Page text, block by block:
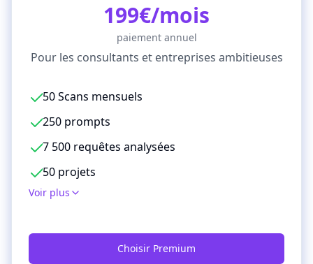
199€/mois
paiement annuel
Pour les consultants et entreprises ambitieuses
50 Scans mensuels
250 prompts
7 500 requêtes analysées
50 projets
Voir plus
Choisir Premium